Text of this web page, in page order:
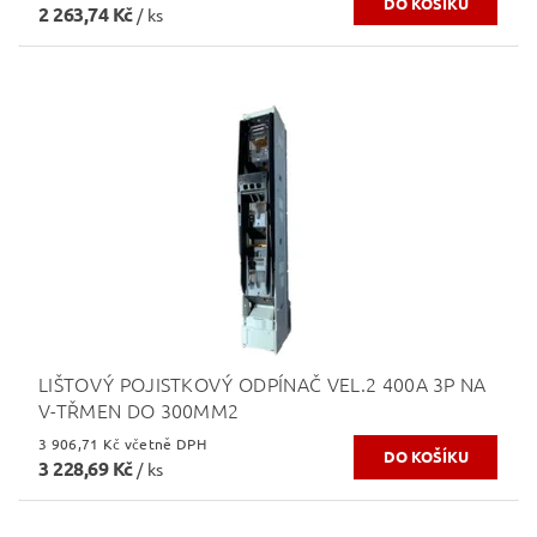
2 263,74 Kč/ ks
LIŠTOVÝ POJISTKOVÝ ODPÍNAČ VEL.2 400A 3P NA
V-TŘMEN DO 300MM2
3 906,71 Kč včetně DPH
3 228,69 Kč / ks